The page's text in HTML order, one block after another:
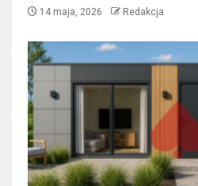
14 maja, 2026 Redakcja